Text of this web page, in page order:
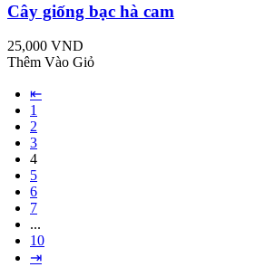
Cây giống bạc hà cam
25,000 VND
Thêm Vào Giỏ
⇤
1
2
3
4
5
6
7
...
10
⇥